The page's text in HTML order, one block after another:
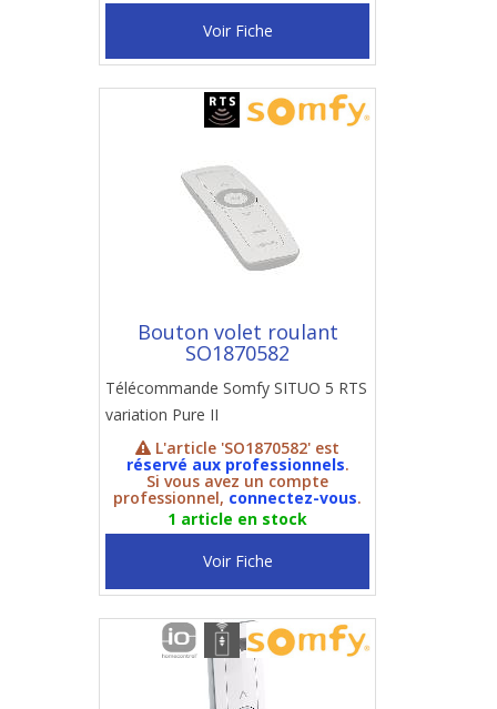
Voir Fiche
Bouton volet roulant
SO1870582
Télécommande Somfy SITUO 5 RTS
variation Pure II
L'article 'SO1870582' est
réservé aux professionnels.
Si vous avez un compte
professionnel, connectez-vous.
1 article en stock
Voir Fiche